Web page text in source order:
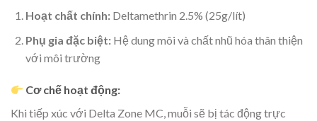
Hoạt chất chính:Deltamethrin 2.5% (25g/lít)
Phụ gia đặc biệt:Hệ dung môi và chất nhũ hóa thân thiện
với môi trường
Cơ chế hoạt động:
Khi tiếp xúc với Delta Zone MC, muỗi sẽ bị tác động trực